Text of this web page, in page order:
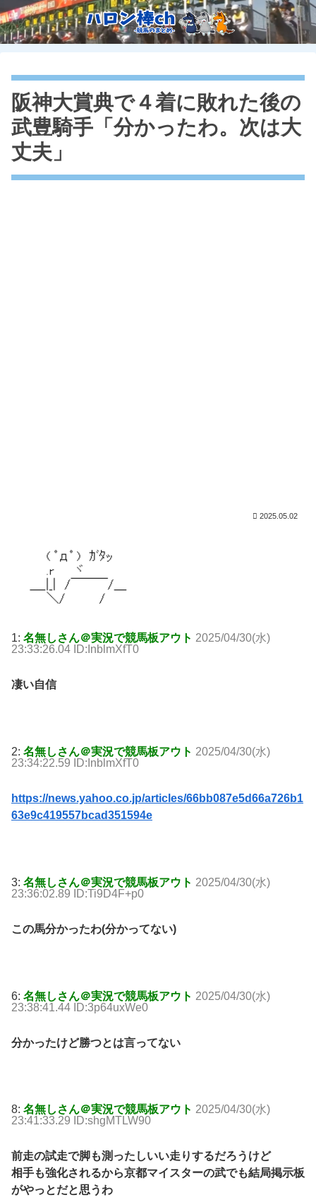
阪神大賞典で４着に敗れた後の
武豊騎手「分かったわ。次は大
丈夫」
2025.05.02
1: 名無しさん＠実況で競馬板アウト 2025/04/30(水)
23:33:26.04 ID:InblmXfT0
凄い自信
2: 名無しさん＠実況で競馬板アウト 2025/04/30(水)
23:34:22.59 ID:InblmXfT0
https://news.yahoo.co.jp/articles/66bb087e5d66a726b1
63e9c419557bcad351594e
3: 名無しさん＠実況で競馬板アウト 2025/04/30(水)
23:36:02.89 ID:Ti9D4F+p0
この馬分かったわ(分かってない)
6: 名無しさん＠実況で競馬板アウト 2025/04/30(水)
23:38:41.44 ID:3p64uxWe0
分かったけど勝つとは言ってない
8: 名無しさん＠実況で競馬板アウト 2025/04/30(水)
23:41:33.29 ID:shgMTLW90
前走の試走で脚も測ったしいい走りするだろうけど
相手も強化されるから京都マイスターの武でも結局掲示板
がやっとだと思うわ